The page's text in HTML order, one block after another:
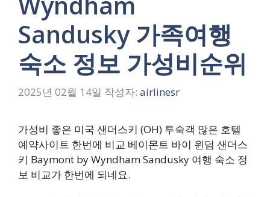
Sandusky 가족여행
숙소 정보 가성비순위
2025년 02월 14일 작성자: airlinesr
가성비 좋은 미국 샌더스키 (OH) 투숙객 많은 호텔
예약사이트 한번에 비교 베이몬트 바이 윈덤 샌더스
키 Baymont by Wyndham Sandusky 여행 숙소 정
보 비교가 한번에 되네요.